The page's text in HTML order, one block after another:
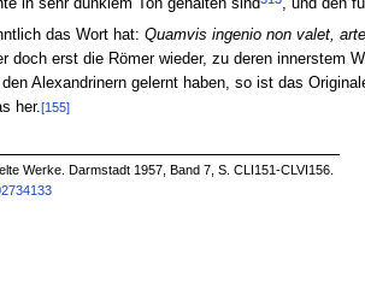
in sehr dunklem Ton gehalten sind
, und den
das Wort hat: Quamvis ingenio non valet,
doch erst die Römer wieder, zu deren innerstem
Alexandrinern gelernt haben, so ist das
her.[155]
Werke. Darmstadt 1957, Band 7, S. CLI151-CLVI156.